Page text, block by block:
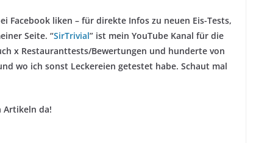
Facebook liken – für direkte Infos zu neuen Eis-Tests,
Seite. “SirTrivial” ist mein YouTube Kanal für die
x Restauranttests/Bewertungen und hunderte von
wo ich sonst Leckereien getestet habe. Schaut mal
Artikeln da!